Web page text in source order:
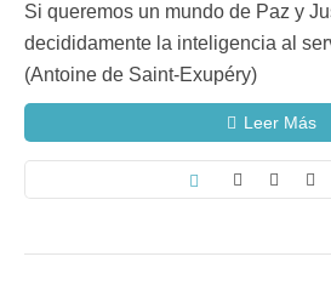
Si queremos un mundo de Paz y
decididamente la inteligencia al
(Antoine de Saint-Exupéry)
Leer Más